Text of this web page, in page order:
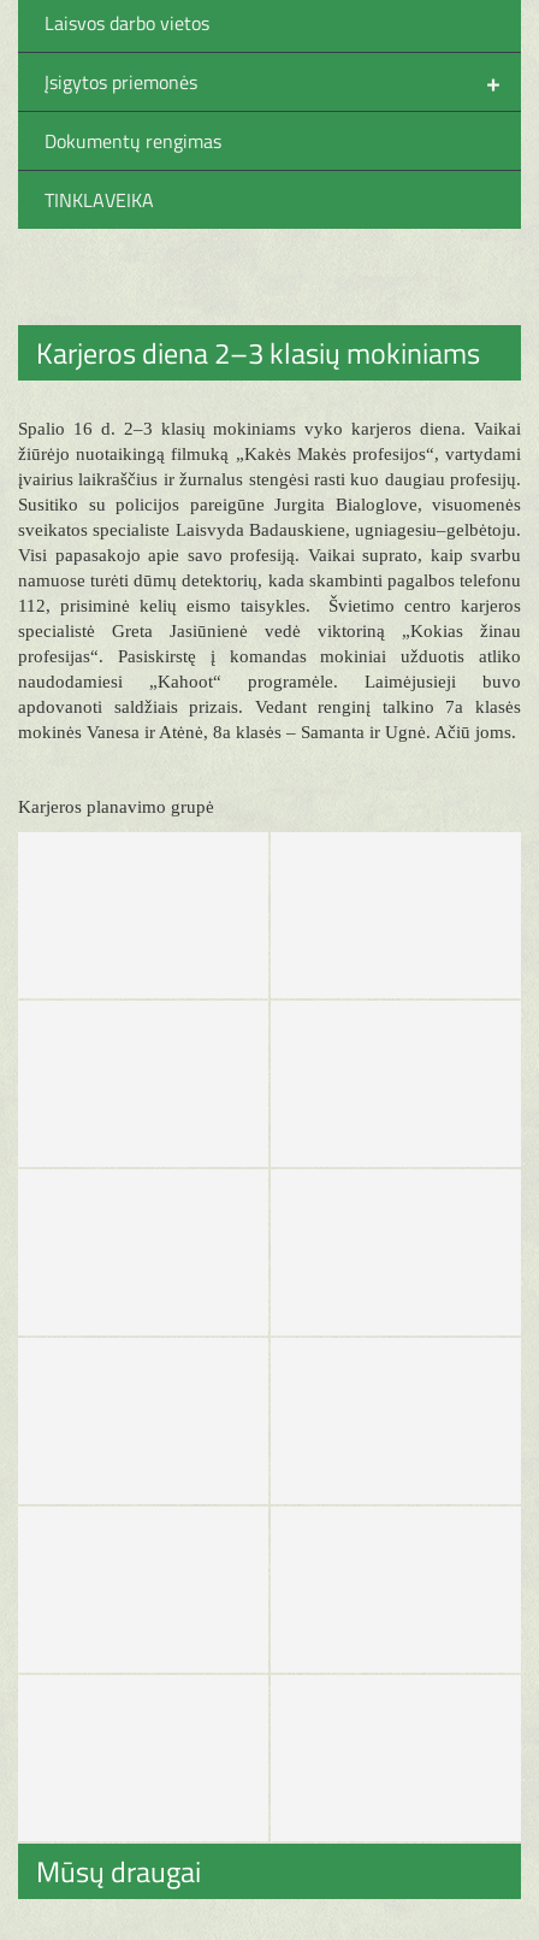
Laisvos darbo vietos
+
Įsigytos priemonės
Dokumentų rengimas
TINKLAVEIKA
Karjeros diena 2–3 klasių mokiniams
Spalio 16 d. 2–3 klasių mokiniams vyko karjeros diena. Vaikai
žiūrėjo nuotaikingą filmuką „Kakės Makės profesijos“, vartydami
įvairius laikraščius ir žurnalus stengėsi rasti kuo daugiau profesijų.
Susitiko su policijos pareigūne Jurgita Bialoglove, visuomenės
sveikatos specialiste Laisvyda Badauskiene, ugniagesiu–gelbėtoju.
Visi papasakojo apie savo profesiją. Vaikai suprato, kaip svarbu
namuose turėti dūmų detektorių, kada skambinti pagalbos telefonu
112, prisiminė kelių eismo taisykles. Švietimo centro karjeros
specialistė Greta Jasiūnienė vedė viktoriną „Kokias žinau
profesijas“. Pasiskirstę į komandas mokiniai užduotis atliko
naudodamiesi „Kahoot“ programėle. Laimėjusieji buvo
apdovanoti saldžiais prizais. Vedant renginį talkino 7a klasės
mokinės Vanesa ir Atėnė, 8a klasės – Samanta ir Ugnė. Ačiū joms.
Karjeros planavimo grupė
Mūsų draugai